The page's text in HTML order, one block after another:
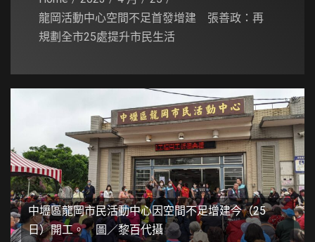
龍岡活動中心空間不足首發增建 張善政：再
規劃全市25處提升市民生活
中壢區龍岡市民活動中心因空間不足增建今（25
日）開工。 圖／黎百代攝